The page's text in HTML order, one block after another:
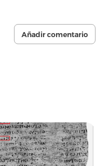
Añadir comentario